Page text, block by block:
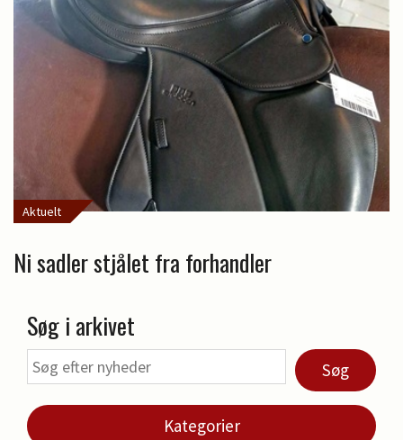
Aktuelt
Ni sadler stjålet fra forhandler
Søg i arkivet
Søg
Kategorier